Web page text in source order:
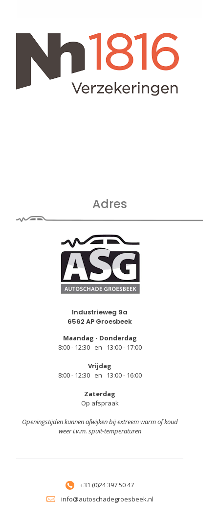
Adres
Industrieweg 9a
6562 AP Groesbeek
Maandag - Donderdag
8:00 - 12:30 en 13:00 - 17:00
Vrijdag
8:00 - 12:30 en 13:00 - 16:00
Zaterdag
Op afspraak
Openingstijden kunnen afwijken bij extreem warm of koud
weer i.v.m. spuit-temperaturen
+31 (0)24 397 50 47
info@autoschadegroesbeek.nl